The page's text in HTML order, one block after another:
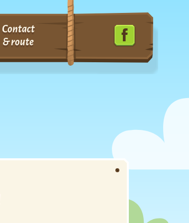
Contact
& route